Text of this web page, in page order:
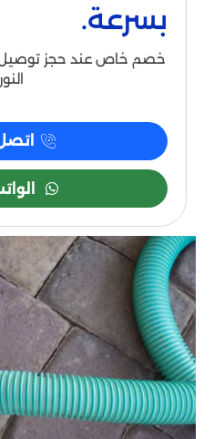
بسرعة.
خصم خاص عند حجز توصيل